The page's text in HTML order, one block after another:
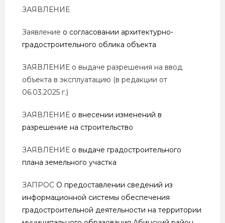
ЗАЯВЛЕНИЕ
Заявление о согласовании архитектурно-
градостроительного облика объекта
ЗАЯВЛЕНИЕ о выдаче разрешения на ввод
объекта в эксплуатацию (в редакции от
06.03.2025 г.)
ЗАЯВЛЕНИЕ о внесении изменений в
разрешение на строительство
ЗАЯВЛЕНИЕ о выдаче градостроительного
плана земельного участка
ЗАПРОС О предоставлении сведений из
информационной системы обеспечения
градостроительной деятельности на территории